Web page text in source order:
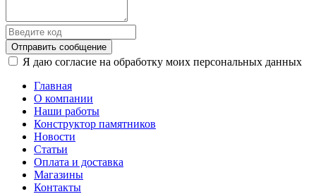
Отправить сообщение
Я даю согласие на обработку моих персональных данных
Главная
О компании
Наши работы
Конструктор памятников
Новости
Статьи
Оплата и доставка
Магазины
Контакты